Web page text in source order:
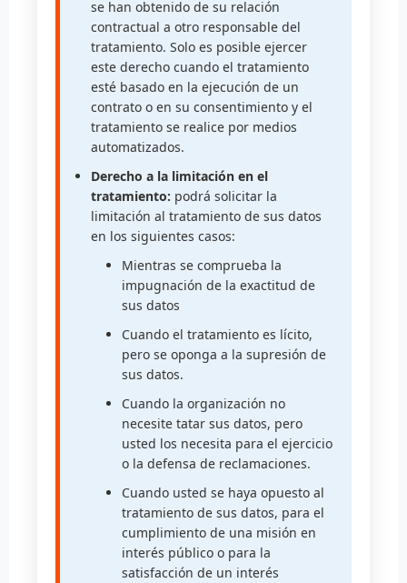
se han obtenido de su relación
contractual a otro responsable del
tratamiento. Solo es posible ejercer
este derecho cuando el tratamiento
esté basado en la ejecución de un
contrato o en su consentimiento y el
tratamiento se realice por medios
automatizados.
Derecho a la limitación en el
tratamiento: podrá solicitar la
limitación al tratamiento de sus datos
en los siguientes casos:
Mientras se comprueba la
impugnación de la exactitud de
sus datos
Cuando el tratamiento es lícito,
pero se oponga a la supresión de
sus datos.
Cuando la organización no
necesite tatar sus datos, pero
usted los necesita para el ejercicio
o la defensa de reclamaciones.
Cuando usted se haya opuesto al
tratamiento de sus datos, para el
cumplimiento de una misión en
interés público o para la
satisfacción de un interés